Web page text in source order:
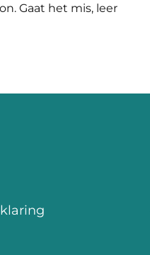
Gaat het mis, leer